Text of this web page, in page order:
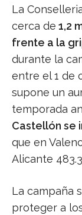
La
cerca de 1,2
frente a la
durante la
entre el 1 de
supone un
temporada
Castellón se
que en
Alicante
La campaña
proteger a